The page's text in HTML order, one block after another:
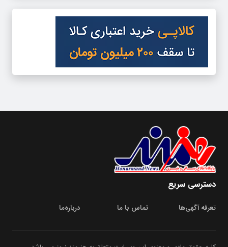
دسترسی سریع
تعرفه آگهی‌ها تماس با ما درباره‌‌ما